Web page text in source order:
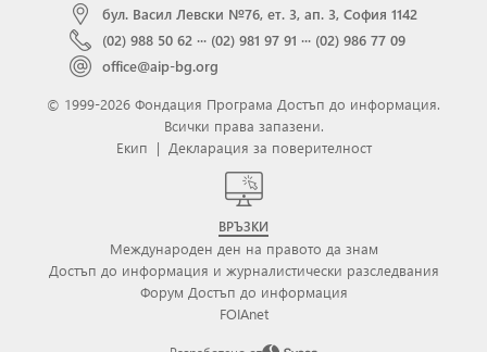
бул. Васил Левски №76, ет. 3, ап. 3, София 1142
(02) 988 50 62 ··· (02) 981 97 91 ··· (02) 986 77 09
office@aip-bg.org
© 1999-2026 Фондация Програма Достъп до информация.
Всички права запазени.
Екип | Декларация за поверителност
ВРЪЗКИ
Международен ден на правото да знам
Достъп до информация и журналистически разследвания
Форум Достъп до информация
FOIAnet